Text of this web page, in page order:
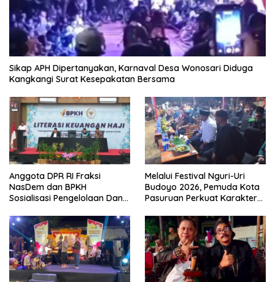
Sikap APH Dipertanyakan, Karnaval Desa Wonosari Diduga
Kangkangi Surat Kesepakatan Bersama
Anggota DPR RI Fraksi
NasDem dan BPKH
Sosialisasi Pengelolaan Dana
Melalui Festival Nguri-Uri
Budoyo 2026, Pemuda Kota
Pasuruan Perkuat Karakter
Narkoba